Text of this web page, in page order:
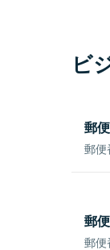
ビ
郵
郵便
郵
郵便